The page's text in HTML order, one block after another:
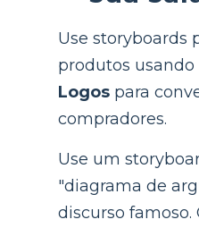
Use storyboards
produtos usando
Logos para
compradores.
Use um
"diagrama de
discurso famoso.